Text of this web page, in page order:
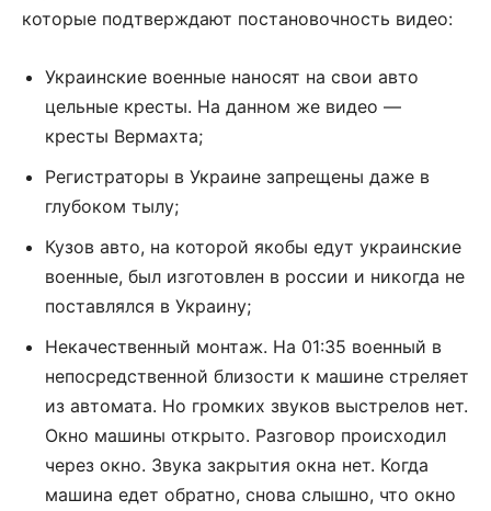
которые подтверждают постановочность видео:
Украинские военные наносят на свои авто
цельные кресты. На данном же видео —
кресты Вермахта;
Регистраторы в Украине запрещены даже в
глубоком тылу;
Кузов авто, на которой якобы едут украинские
военные, был изготовлен в россии и никогда не
поставлялся в Украину;
Некачественный монтаж. На 01:35 военный в
непосредственной близости к машине стреляет
из автомата. Но громких звуков выстрелов нет.
Окно машины открыто. Разговор происходил
через окно. Звука закрытия окна нет. Когда
машина едет обратно, снова слышно, что окно